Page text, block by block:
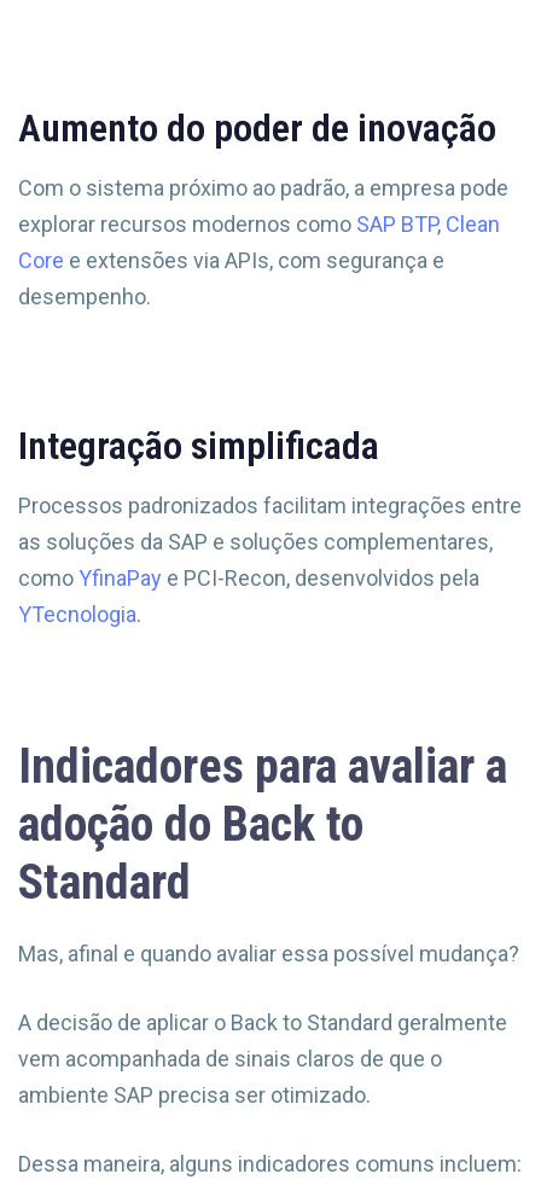
Aumento do poder de inovação
Com o sistema próximo ao padrão, a empresa pode
explorar recursos modernos como SAP BTP, Clean
Core e extensões via APIs, com segurança e
desempenho.
Integração simplificada
Processos padronizados facilitam integrações entre
as soluções da SAP e soluções complementares,
comoYfinaPay e PCI-Recon, desenvolvidos pela
YTecnologia.
Indicadores para avaliar a
adoção do Back to
Standard
Mas, afinal e quando avaliar essa possível mudança?
A decisão de aplicar o Back to Standard geralmente
vem acompanhada de sinais claros de que o
ambiente SAP precisa ser otimizado.
Dessa maneira, alguns indicadores comuns incluem: